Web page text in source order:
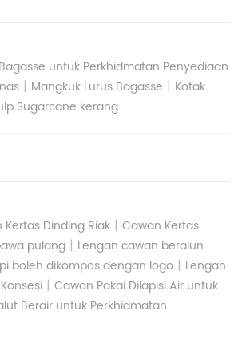
untuk Perkhidmatan Penyediaan
| Mangkuk Lurus Bagasse | Kotak
Sugarcane kerang
Kertas Dinding Riak | Cawan Kertas
pulang | Lengan cawan beralun
boleh dikompos dengan logo | Lengan
| Cawan Pakai Dilapisi Air untuk
Berair untuk Perkhidmatan